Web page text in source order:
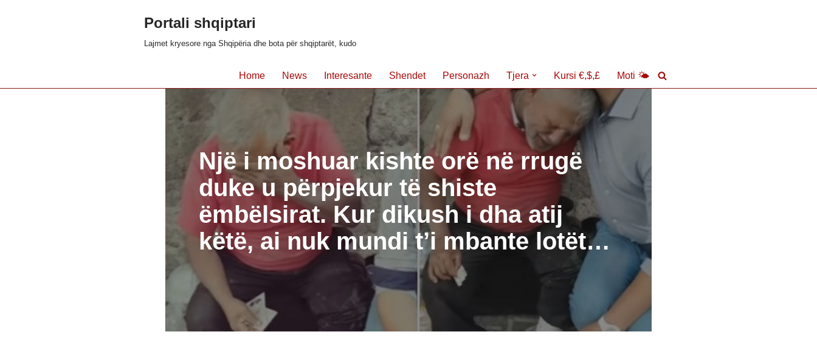
Portali shqiptari
Lajmet kryesore nga Shqipëria dhe bota për shqiptarët, kudo
Home News Interesante Shendet Personazh Tjera Kursi €,$,£ Moti 🌤
Një i moshuar kishte orë në rrugë
duke u përpjekur të shiste
ëmbëlsirat. Kur dikush i dha atij
këtë, ai nuk mundi t’i mbante lotët…